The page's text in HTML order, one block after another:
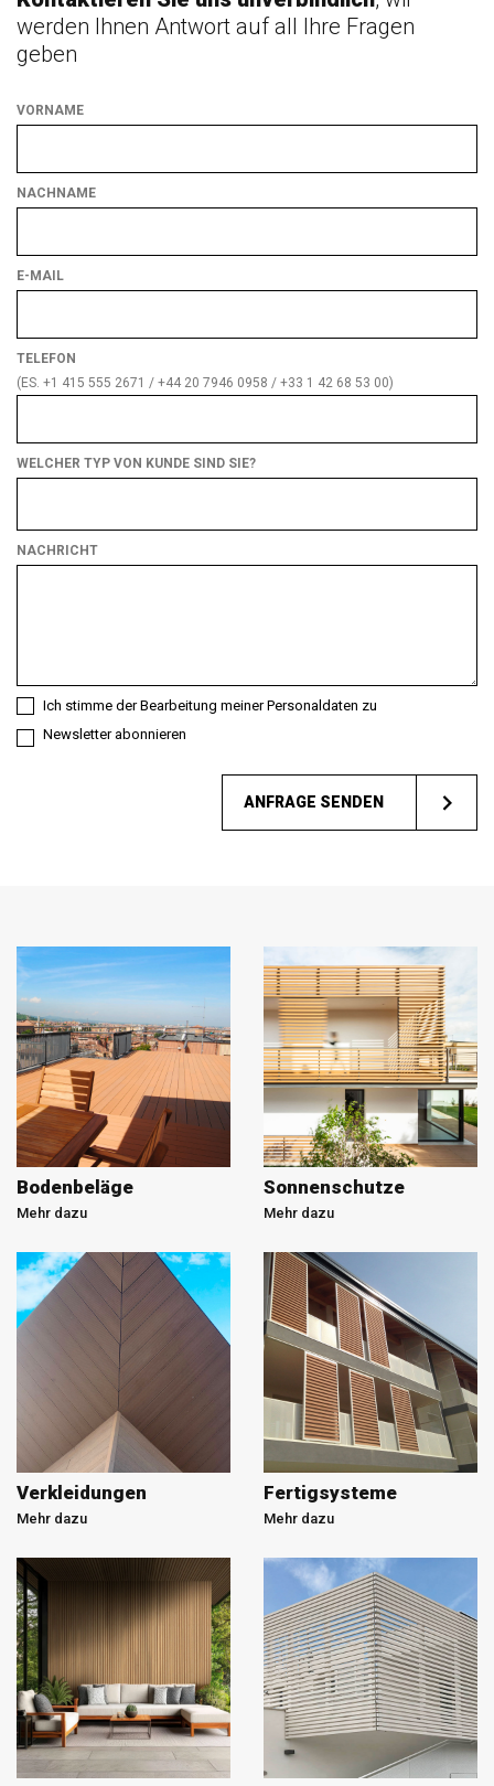
werden Ihnen Antwort auf all Ihre Fragen
geben
VORNAME
NACHNAME
E-MAIL
TELEFON
(ES. +1 415 555 2671 / +44 20 7946 0958 / +33 1 42 68 53 00)
WELCHER TYP VON KUNDE SIND SIE?
von
NACHRICHT
Ich stimme der Bearbeitung meiner Personaldaten zu
Newsletter abonnieren
ANFRAGE SENDEN
Bodenbeläge
Mehr dazu
Sonnenschutze
Mehr dazu
Verkleidungen
Mehr dazu
Fertigsysteme
Mehr dazu